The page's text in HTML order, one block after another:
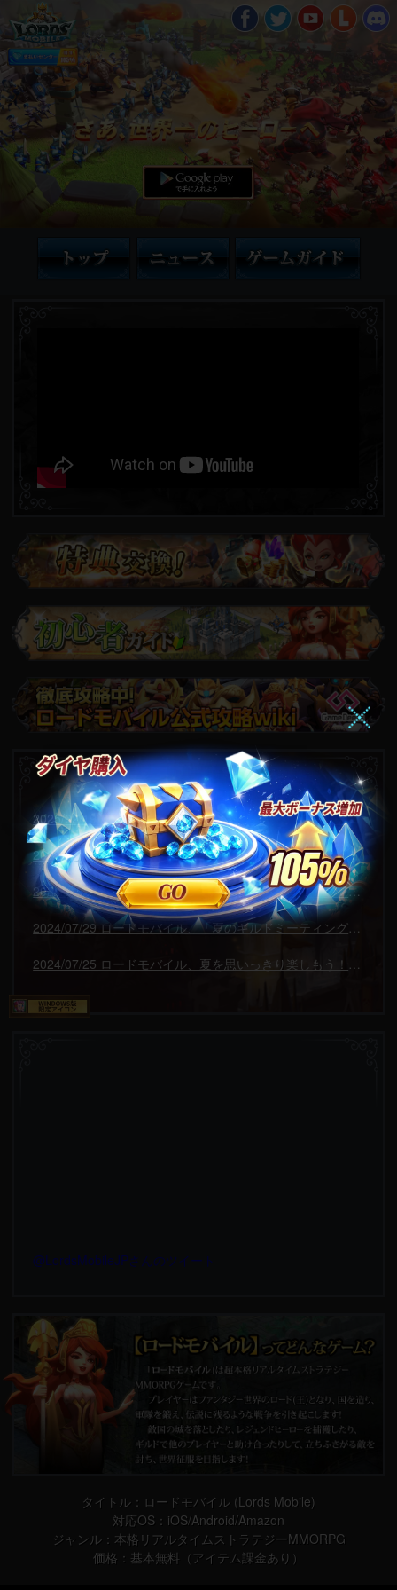
2025/02/19 2月22日に東京・浅草寺で「グローバルリリース9周年記念イベント」を開催！
2024/09/03 『ロードモバイル』×『秦始皇の兵馬俑』コラボ開催！限定イベントに参加しよう！
2024/08/09 ロードモバイル、夏の贈り物！豪華プレゼントキャンペーンを開催！フォロー＆リポストで、抽選で豪華賞品がもらえる！
@LordsMobileJPさんのツイート
タイトル：ロードモバイル (Lords Mobile)
対応OS：iOS/Android/Amazon
ジャンル：本格リアルタイムストラテジーMMORPG
価格：基本無料（アイテム課金あり）